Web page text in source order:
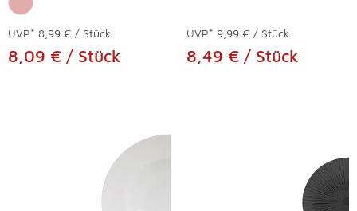
UVP* 8,99 € / Stück
8,09 € / Stück
UVP* 9,99 € / Stück
8,49 € / Stück